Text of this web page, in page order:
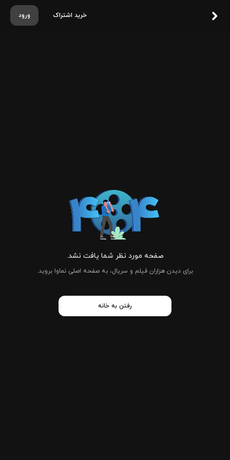
ورود خرید اشتراک
صفحه مورد نظر شما یافت نشد.
برای دیدن هزاران فیلم و سریال، به صفحه اصلی نماوا بروید.
رفتن به خانه